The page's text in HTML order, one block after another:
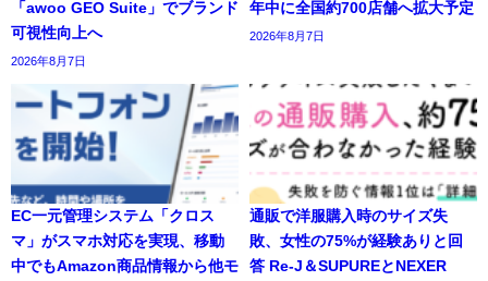
「awoo GEO Suite」でブランド
可視性向上へ
2026年8月7日
年中に全国約700店舗へ拡大予定
2026年8月7日
EC一元管理システム「クロス
マ」がスマホ対応を実現、移動
中でもAmazon商品情報から他モ
通販で洋服購入時のサイズ失
敗、女性の75%が経験ありと回
答 Re-J＆SUPUREとNEXER